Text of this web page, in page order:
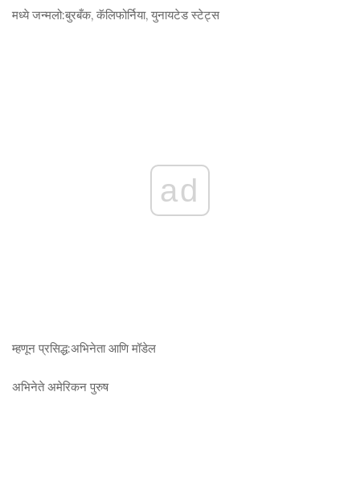
मध्ये जन्मलो:बुरबँक, कॅलिफोर्निया, युनायटेड स्टेट्स
ad
म्हणून प्रसिद्ध:अभिनेता आणि मॉडेल
अभिनेतेअमेरिकन पुरुष